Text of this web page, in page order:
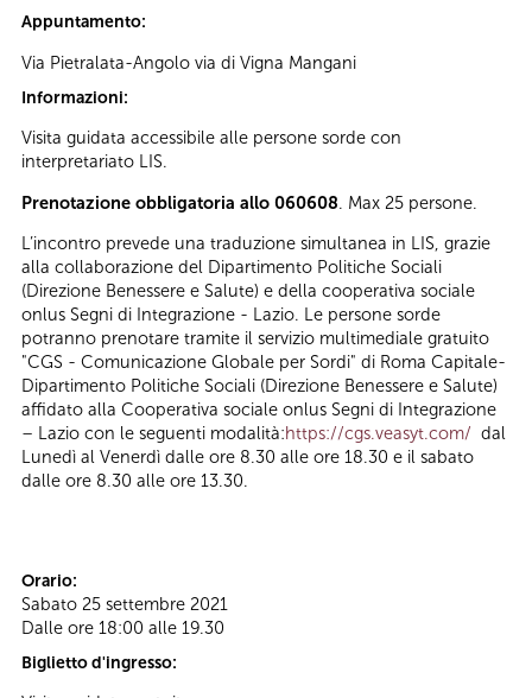
Appuntamento:
Via Pietralata-Angolo via di Vigna Mangani
Informazioni:
Visita guidata accessibile alle persone sorde con
interpretariato LIS.
Prenotazione obbligatoria allo 060608. Max 25 persone.
L’incontro prevede una traduzione simultanea in LIS, grazie
alla collaborazione del Dipartimento Politiche Sociali
(Direzione Benessere e Salute) e della cooperativa sociale
onlus Segni di Integrazione - Lazio. Le persone sorde
potranno prenotare tramite il servizio multimediale gratuito
"CGS - Comunicazione Globale per Sordi" di Roma Capitale-
Dipartimento Politiche Sociali (Direzione Benessere e Salute)
affidato alla Cooperativa sociale onlus Segni di Integrazione
– Lazio con le seguenti modalità:https://cgs.veasyt.com/ dal
Lunedì al Venerdì dalle ore 8.30 alle ore 18.30 e il sabato
dalle ore 8.30 alle ore 13.30.
Orario:
Sabato 25 settembre 2021
Dalle ore 18:00 alle 19.30
Biglietto d'ingresso: